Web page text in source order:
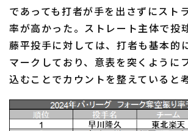
であっても打者が手を出さずにスト
率が高かった。ストレート主体で投
藤平投手に対しては、打者も基本的
マークしており、意表を突くように
込むことでカウントを整えていると